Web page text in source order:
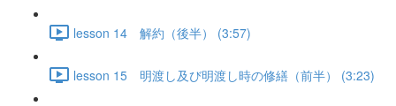
lesson 14 解約（後半） (3:57)
lesson 15 明渡し及び明渡し時の修繕（前半） (3:23)